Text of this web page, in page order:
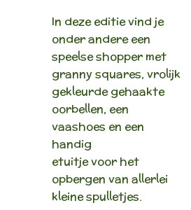
In deze editie vind je
onder andere een
speelse shopper met
granny squares, vrolijk
gekleurde gehaakte
oorbellen, een
vaashoes en een
handig
etuitje voor het
opbergen van allerlei
kleine spulletjes.